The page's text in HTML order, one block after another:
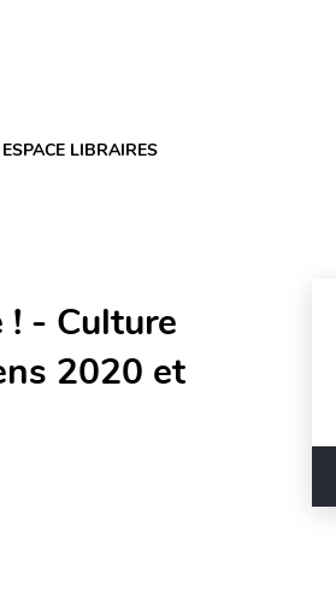
ESPACE LIBRAIRES
! - Culture
2020 et